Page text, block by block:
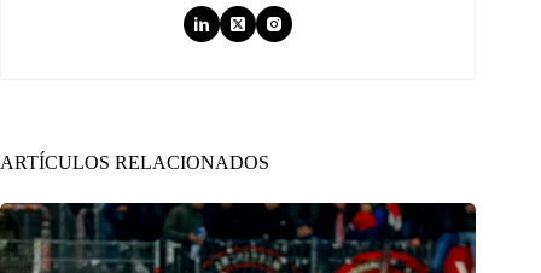
ARTÍCULOS RELACIONADOS